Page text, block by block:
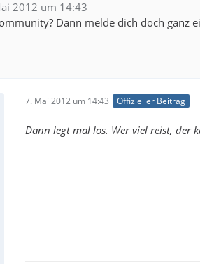
2012 um 14:43
Dann melde dich doch
7. Mai 2012 um 14:43 Offizieller Beitrag
Dann legt mal los. Wer viel reist, der